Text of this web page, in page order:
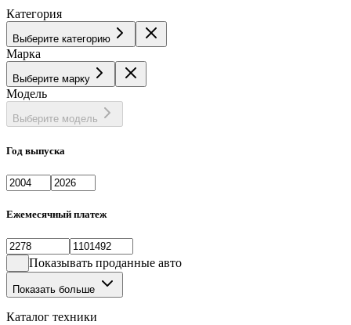
Категория
Выберите категорию
Марка
Выберите марку
Модель
Выберите модель
Год выпуска
Ежемесячный платеж
Показывать проданные авто
Показать больше
Каталог техники